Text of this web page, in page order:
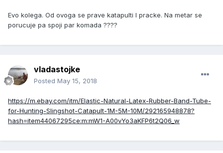
Evo kolega. Od ovoga se prave katapulti I pracke. Na metar se
porucuje pa spoji par komada ????
vladastojke
Posted May 15, 2018
https://m.ebay.com/itm/Elastic-Natural-Latex-Rubber-Band-Tube-
for-Hunting-Slingshot-Catapult-1M-5M-10M/292165948878?
hash=item44067295ce:m:mW1-A00vYo3aKFP6t2Q06_w